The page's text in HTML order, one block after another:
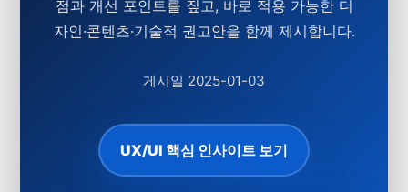
점과 개선 포인트를 짚고, 바로 적용 가능한 디
자인·콘텐츠·기술적 권고안을 함께 제시합니다.
게시일 2025-01-03
UX/UI 핵심 인사이트 보기